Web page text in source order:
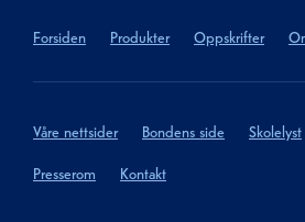
Forsiden Produkter Oppskrifter
Våre nettsider Bondens side Skolelyst
Presserom Kontakt